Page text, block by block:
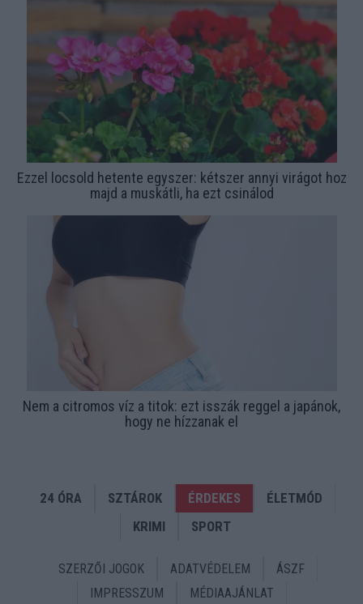
Ezzel locsold hetente egyszer: kétszer annyi virágot hoz
majd a muskátli, ha ezt csinálod
Nem a citromos víz a titok: ezt isszák reggel a japánok,
hogy ne hízzanak el
24 ÓRA SZTÁROK ÉRDEKES
ÉLETMÓD
KRIMI
SPORT
SZERZŐI JOGOK ADATVÉDELEM
ÁSZF
IMPRESSZUM
MÉDIAAJÁNLAT